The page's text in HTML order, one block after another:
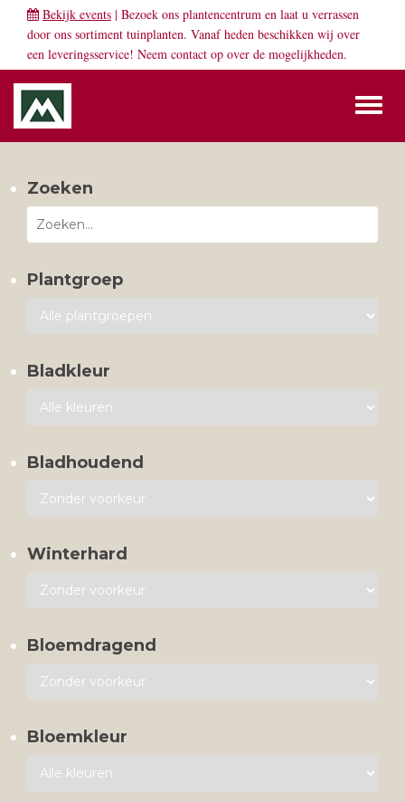
Bekijk events | Bezoek ons plantencentrum en laat u verrassen
door ons sortiment tuinplanten. Vanaf heden beschikken wij over
een leveringsservice! Neem contact op over de mogelijkheden.
Zoeken
Plantgroep
Bladkleur
Bladhoudend
Winterhard
Bloemdragend
Bloemkleur